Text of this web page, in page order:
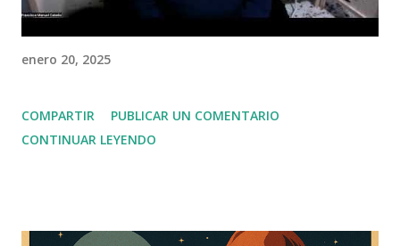
enero 20, 2025
COMPARTIR
PUBLICAR UN COMENTARIO
CONTINUAR LEYENDO